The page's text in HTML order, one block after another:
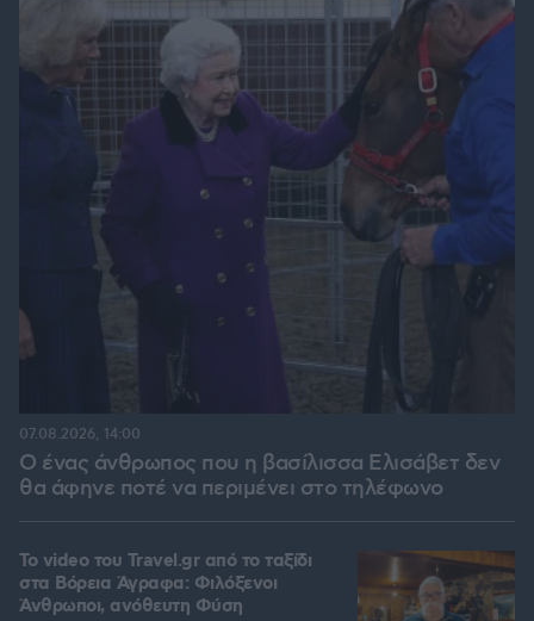
Ο ένας άνθρωπος που η βασίλισσα Ελισάβετ δεν
θα άφηνε ποτέ να περιμένει στο τηλέφωνο
07.08.2026, 14:00
To video του Travel.gr από το ταξίδι
στα Βόρεια Άγραφα: Φιλόξενοι
Άνθρωποι, ανόθευτη Φύση